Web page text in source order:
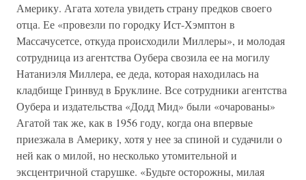
Америку. Агата хотела увидеть страну предков своего
отца. Ее «провезли по городку Ист-Хэмптон в
Массачусетсе, откуда происходили Миллеры», и молодая
сотрудница из агентства Оубера свозила ее на могилу
Натаниэля Миллера, ее деда, которая находилась на
кладбище Гринвуд в Бруклине. Все сотрудники агентства
Оубера и издательства «Додд Мид» были «очарованы»
Агатой так же, как в 1956 году, когда она впервые
приезжала в Америку, хотя у нее за спиной и судачили о
ней как о милой, но несколько утомительной и
эксцентричной старушке. «Будьте осторожны, милая